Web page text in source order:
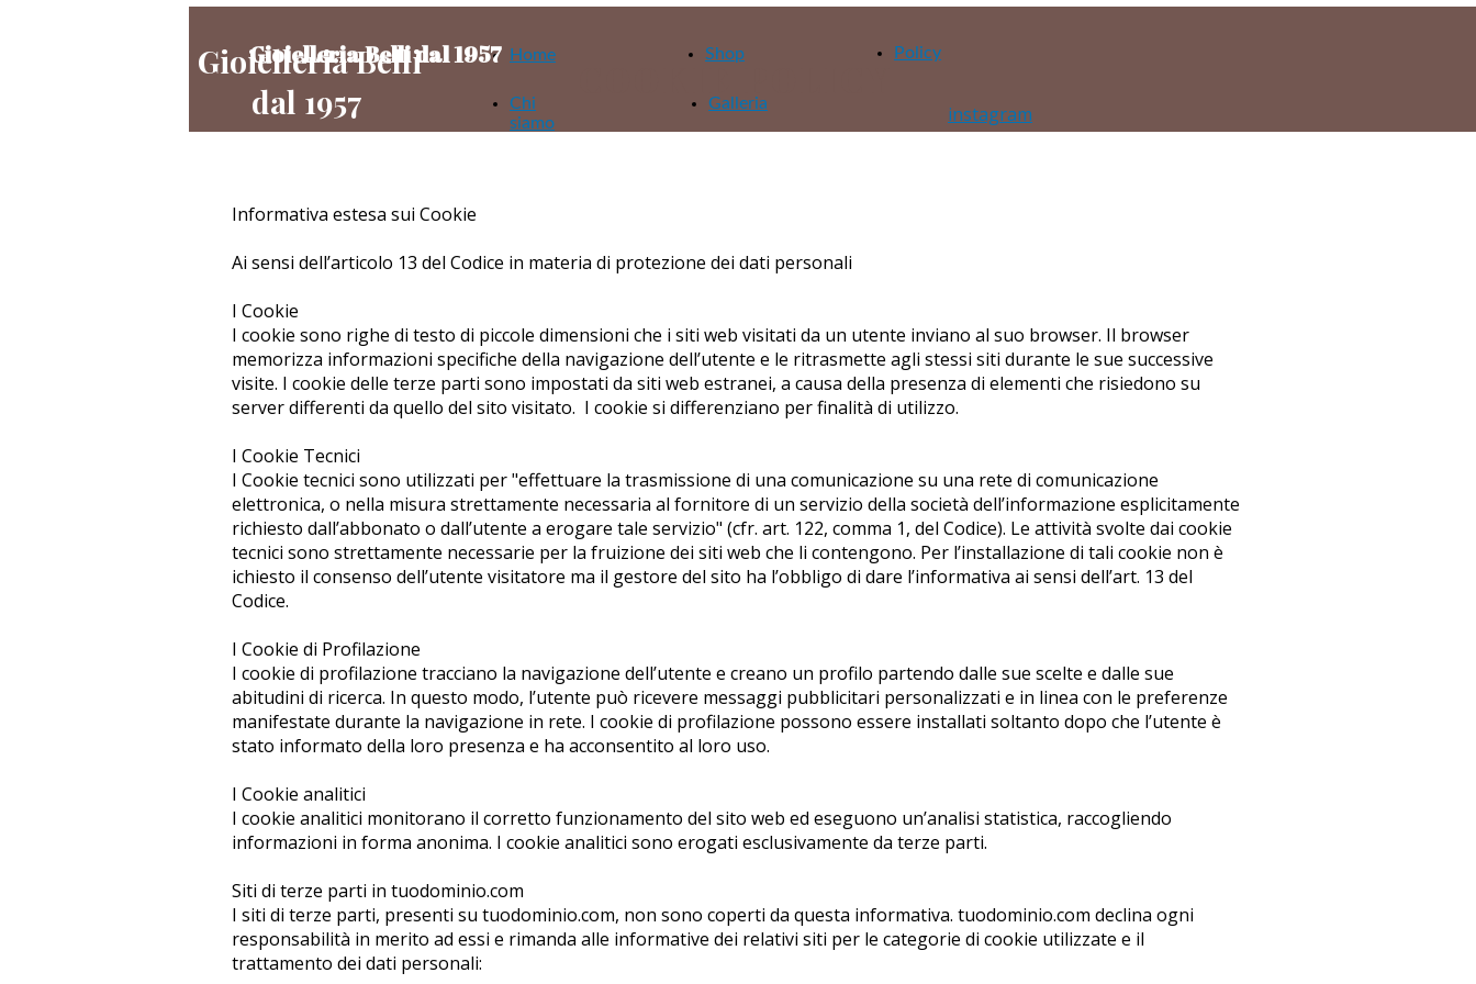
Gioielleria Belli dal 1957
Gioielleria Belli
dal 1957
Shop Policy
Home
instagram
Chi
siamo
Galleria
Informativa estesa sui Cookie
Ai sensi dell’articolo 13 del Codice in materia di protezione dei dati personali
I Cookie
I cookie sono righe di testo di piccole dimensioni che i siti web visitati da un utente inviano al suo browser. Il browser
memorizza informazioni specifiche della navigazione dell’utente e le ritrasmette agli stessi siti durante le sue successive
visite. I cookie delle terze parti sono impostati da siti web estranei, a causa della presenza di elementi che risiedono su
server differenti da quello del sito visitato. I cookie si differenziano per finalità di utilizzo.
I Cookie Tecnici
I Cookie tecnici sono utilizzati per "effettuare la trasmissione di una comunicazione su una rete di comunicazione
elettronica, o nella misura strettamente necessaria al fornitore di un servizio della società dell’informazione esplicitamente
richiesto dall’abbonato o dall’utente a erogare tale servizio" (cfr. art. 122, comma 1, del Codice). Le attività svolte dai cookie
tecnici sono strettamente necessarie per la fruizione dei siti web che li contengono. Per l’installazione di tali cookie non è
ichiesto il consenso dell’utente visitatore ma il gestore del sito ha l’obbligo di dare l’informativa ai sensi dell’art. 13 del
Codice.
I Cookie di Profilazione
I cookie di profilazione tracciano la navigazione dell’utente e creano un profilo partendo dalle sue scelte e dalle sue
abitudini di ricerca. In questo modo, l’utente può ricevere messaggi pubblicitari personalizzati e in linea con le preferenze
manifestate durante la navigazione in rete. I cookie di profilazione possono essere installati soltanto dopo che l’utente è
stato informato della loro presenza e ha acconsentito al loro uso.
I Cookie analitici
I cookie analitici monitorano il corretto funzionamento del sito web ed eseguono un’analisi statistica, raccogliendo
informazioni in forma anonima. I cookie analitici sono erogati esclusivamente da terze parti.
Siti di terze parti in tuodominio.com
I siti di terze parti, presenti su tuodominio.com, non sono coperti da questa informativa. tuodominio.com declina ogni
responsabilità in merito ad essi e rimanda alle informative dei relativi siti per le categorie di cookie utilizzate e il
trattamento dei dati personali: